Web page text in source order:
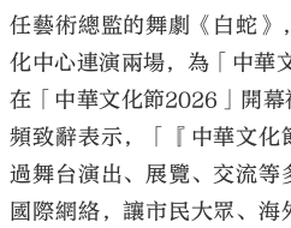
任藝術總監的舞劇《白蛇》
化中心連演兩場，為「中華
在「中華文化節2026」開
頻致辭表示，「『中華文化
過舞台演出、展覽、交流等
國際網絡，讓市民大眾、